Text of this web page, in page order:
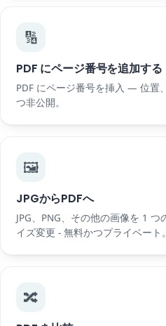
🔢
PDF にページ番号を追加する
PDF にページ番号を挿入 — 位
つ非公開。
🖼️
JPGからPDFへ
JPG、PNG、その他の画像を 1
イズ変更 - 無料かつプライベート。
🔀